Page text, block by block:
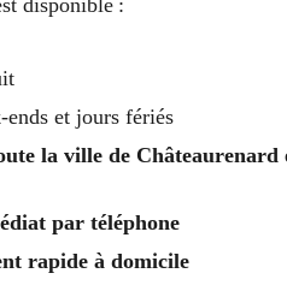
ends et jours fériés
la ville de Châteaurenard
par téléphone
rapide à domicile